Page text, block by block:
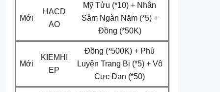
Mới
HACD
AO
Mỹ Tửu (*10) + Nhân
Sâm Ngàn Năm (*5) +
Đồng (*50K)
Mới
KIEMHI
EP
Đồng (*500K) + Phù
Luyện Trang Bị (*5) + Vô
Cực Đan (*50)